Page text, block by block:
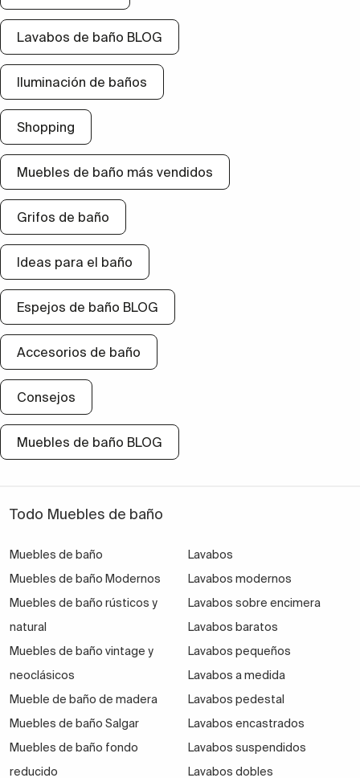
Lavabos de baño BLOG
Iluminación de baños
Shopping
Muebles de baño más vendidos
Grifos de baño
Ideas para el baño
Espejos de baño BLOG
Accesorios de baño
Consejos
Muebles de baño BLOG
Todo Muebles de baño
Muebles de baño
Muebles de baño Modernos
Muebles de baño rústicos y
natural
Muebles de baño vintage y
neoclásicos
Mueble de baño de madera
Muebles de baño Salgar
Muebles de baño fondo
reducido
Lavabos
Lavabos modernos
Lavabos sobre encimera
Lavabos baratos
Lavabos pequeños
Lavabos a medida
Lavabos pedestal
Lavabos encastrados
Lavabos suspendidos
Lavabos dobles